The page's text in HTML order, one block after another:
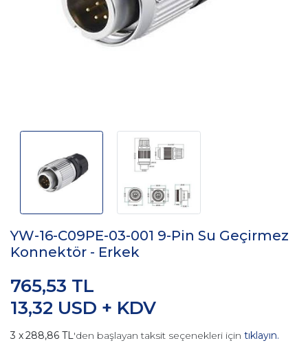
YW-16-C09PE-03-001 9-Pin Su Geçirmez
Konnektör - Erkek
13,32 USD + KDV
765,53 TL
288,86 TL'den başlayan taksit seçenekleri için tıklayın.